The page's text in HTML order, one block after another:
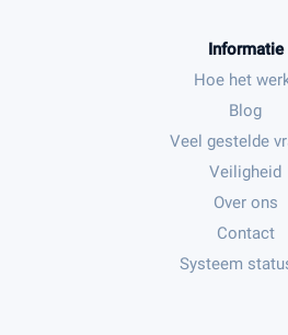
Informatie
Hoe het
Blog
Veel gestelde
Veiligheid
Over ons
Contact
Systeem